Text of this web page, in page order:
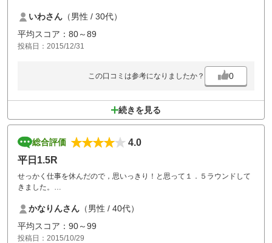
それとプレイヤーも最低限のマナーを覚えましょう。
いわさん （男性 / 30代）
平均スコア：80～89
投稿日：2015/12/31
この口コミは参考になりましたか？ 0
続きを見る
総合評価
4.0
平日1.5R
せっかく仕事を休んだので，思いっきり！と思って１．５ラウンドして
きました。
がうまれかわっていました。ざんねん。
スムーズな進行で楽しくラウンドは出来ました。
かなりんさん （男性 / 40代）
平均スコア：90～99
投稿日：2015/10/29